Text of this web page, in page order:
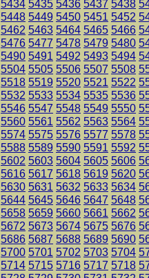
5434 5435 5436 5437 5438
5448 5449 5450 5451 5452
5462 5463 5464 5465 5466
5476 5477 5478 5479 5480
5490 5491 5492 5493 5494
5504 5505 5506 5507 5508
5518 5519 5520 5521 5522
5532 5533 5534 5535 5536
5546 5547 5548 5549 5550
5560 5561 5562 5563 5564
5574 5575 5576 5577 5578
5588 5589 5590 5591 5592
5602 5603 5604 5605 5606
5616 5617 5618 5619 5620
5630 5631 5632 5633 5634
5644 5645 5646 5647 5648
5658 5659 5660 5661 5662
5672 5673 5674 5675 5676
5686 5687 5688 5689 5690
5700 5701 5702 5703 5704
5714 5715 5716 5717 5718